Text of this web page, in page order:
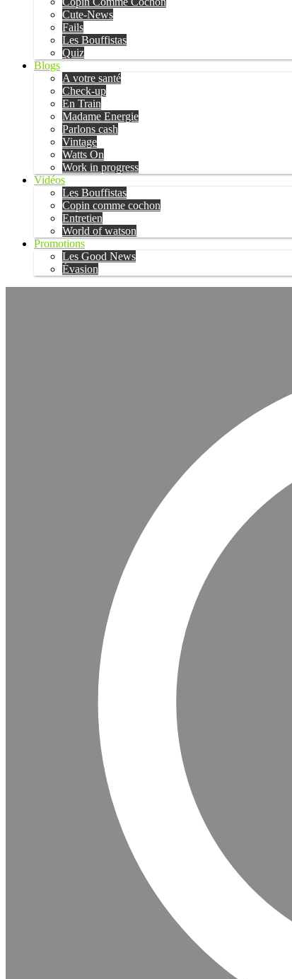
Cute-News
Fails
Les Bouffistas
Quiz
Blogs
A votre santé
Check-up
En Train
Madame Energie
Parlons cash
Vintage
Watts On
Work in progress
Vidéos
Les Bouffistas
Copin comme cochon
Entretien
World of watson
Promotions
Les Good News
Évasion